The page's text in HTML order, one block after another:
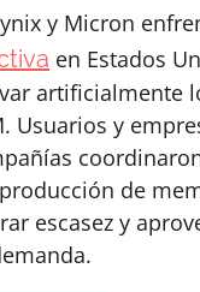
y Micron
en Estados
artificialmente
Usuarios y
de
escasez y